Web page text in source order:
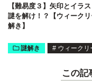
【難易度３】矢印とイラ
謎を解け！？【ウィーク
解き】
謎解き # ウィークリ
この記